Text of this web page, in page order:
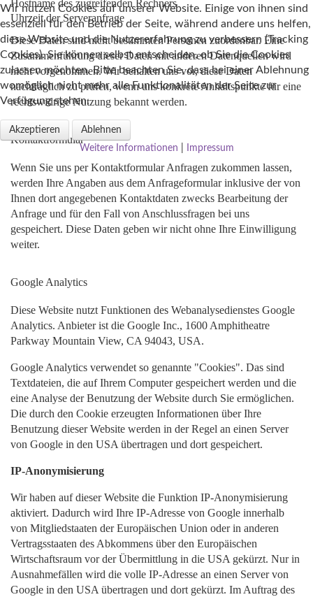
Hostname des zugreifenden Rechners
Uhrzeit der Serveranfrage
Diese Daten sind nicht bestimmten Personen zuordenbar. Eine
Zusammenführung dieser Daten mit anderen Datenquellen wird
nicht vorgenommen. Wir behalten uns vor, diese Daten
nachträglich zu prüfen, wenn uns konkrete Anhaltspunkte für eine
rechtswidrige Nutzung bekannt werden.
Kontaktformular
Wenn Sie uns per Kontaktformular Anfragen zukommen lassen,
werden Ihre Angaben aus dem Anfrageformular inklusive der von
Ihnen dort angegebenen Kontaktdaten zwecks Bearbeitung der
Anfrage und für den Fall von Anschlussfragen bei uns
gespeichert. Diese Daten geben wir nicht ohne Ihre Einwilligung
weiter.
Google Analytics
Diese Website nutzt Funktionen des Webanalysedienstes Google
Analytics. Anbieter ist die Google Inc., 1600 Amphitheatre
Parkway Mountain View, CA 94043, USA.
Google Analytics verwendet so genannte "Cookies". Das sind
Textdateien, die auf Ihrem Computer gespeichert werden und die
eine Analyse der Benutzung der Website durch Sie ermöglichen.
Die durch den Cookie erzeugten Informationen über Ihre
Benutzung dieser Website werden in der Regel an einen Server
von Google in den USA übertragen und dort gespeichert.
IP-Anonymisierung
Wir haben auf dieser Website die Funktion IP-Anonymisierung
aktiviert. Dadurch wird Ihre IP-Adresse von Google innerhalb
von Mitgliedstaaten der Europäischen Union oder in anderen
Vertragsstaaten des Abkommens über den Europäischen
Wirtschaftsraum vor der Übermittlung in die USA gekürzt. Nur in
Ausnahmefällen wird die volle IP-Adresse an einen Server von
Google in den USA übertragen und dort gekürzt. Im Auftrag des
Wir nutzen Cookies auf unserer Website. Einige von ihnen sind
essenziell für den Betrieb der Seite, während andere uns helfen,
diese Website und die Nutzererfahrung zu verbessern (Tracking
Cookies). Sie können selbst entscheiden, ob Sie die Cookies
zulassen möchten. Bitte beachten Sie, dass bei einer Ablehnung
womöglich nicht mehr alle Funktionalitäten der Seite zur
Verfügung stehen.
Akzeptieren
Ablehnen
Weitere Informationen
Impressum